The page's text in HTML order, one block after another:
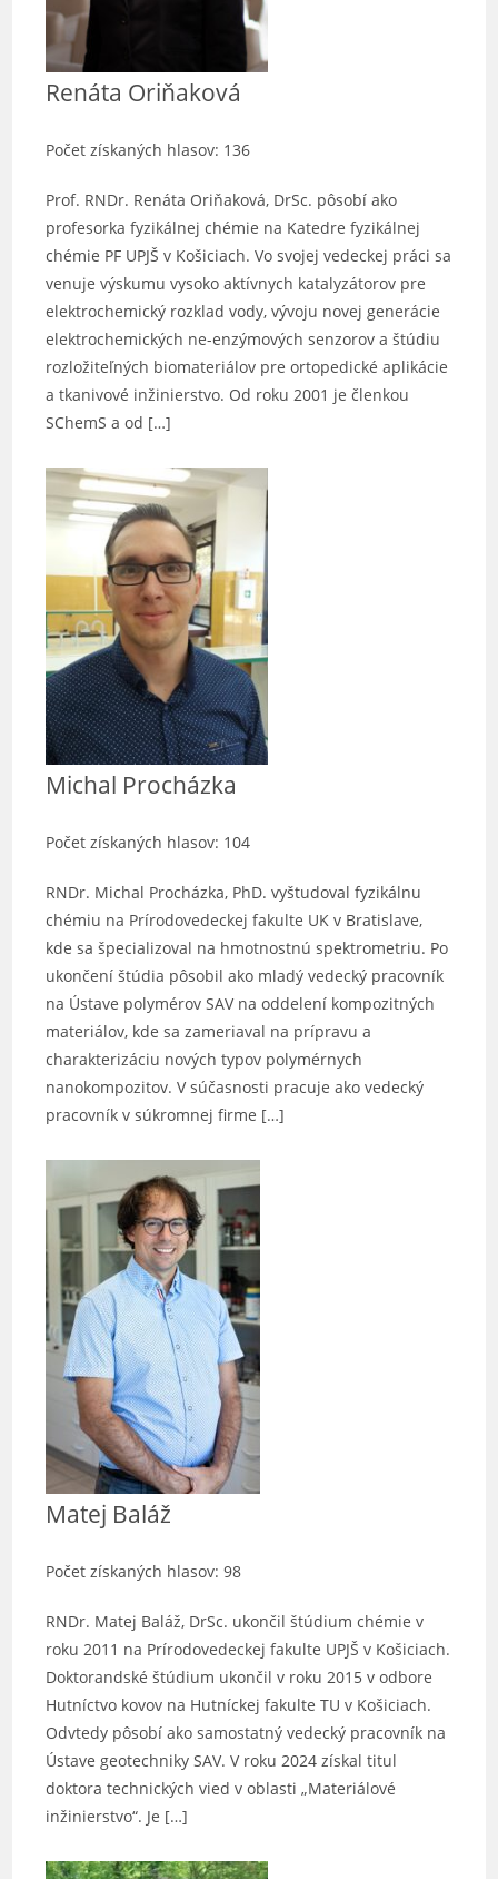
Renáta Oriňaková
Počet získaných hlasov: 136
Prof. RNDr. Renáta Oriňaková, DrSc. pôsobí ako
profesorka fyzikálnej chémie na Katedre fyzikálnej
chémie PF UPJŠ v Košiciach. Vo svojej vedeckej práci sa
venuje výskumu vysoko aktívnych katalyzátorov pre
elektrochemický rozklad vody, vývoju novej generácie
elektrochemických ne-enzýmových senzorov a štúdiu
rozložiteľných biomateriálov pre ortopedické aplikácie
a tkanivové inžinierstvo. Od roku 2001 je členkou
SChemS a od […]
Michal Procházka
Počet získaných hlasov: 104
RNDr. Michal Procházka, PhD. vyštudoval fyzikálnu
chémiu na Prírodovedeckej fakulte UK v Bratislave,
kde sa špecializoval na hmotnostnú spektrometriu. Po
ukončení štúdia pôsobil ako mladý vedecký pracovník
na Ústave polymérov SAV na oddelení kompozitných
materiálov, kde sa zameriaval na prípravu a
charakterizáciu nových typov polymérnych
nanokompozitov. V súčasnosti pracuje ako vedecký
pracovník v súkromnej firme […]
Matej Baláž
Počet získaných hlasov: 98
RNDr. Matej Baláž, DrSc. ukončil štúdium chémie v
roku 2011 na Prírodovedeckej fakulte UPJŠ v Košiciach.
Doktorandské štúdium ukončil v roku 2015 v odbore
Hutníctvo kovov na Hutníckej fakulte TU v Košiciach.
Odvtedy pôsobí ako samostatný vedecký pracovník na
Ústave geotechniky SAV. V roku 2024 získal titul
doktora technických vied v oblasti „Materiálové
inžinierstvo“. Je […]